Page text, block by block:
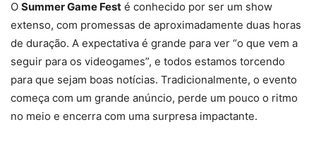
O Summer Game Fest é conhecido por ser um show
extenso, com promessas de aproximadamente duas horas
de duração. A expectativa é grande para ver “o que vem a
seguir para os videogames”, e todos estamos torcendo
para que sejam boas notícias. Tradicionalmente, o evento
começa com um grande anúncio, perde um pouco o ritmo
no meio e encerra com uma surpresa impactante.